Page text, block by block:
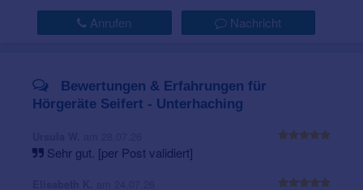
Anrufen Nachricht
Bewertungen & Erfahrungen für
Hörgeräte Seifert - Unterhaching
Sehr gut. [per Post validiert]